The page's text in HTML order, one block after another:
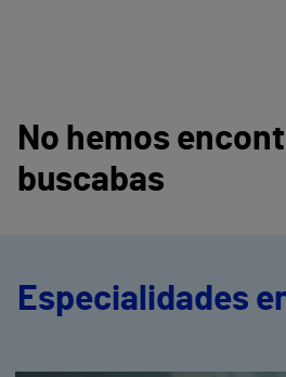
No hemos
buscabas
Especialidades